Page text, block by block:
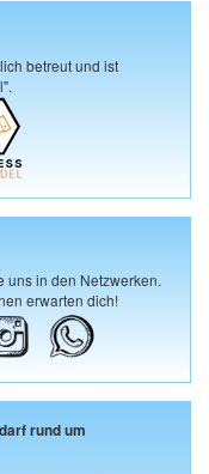
betreut und ist
uns in den Netzwerken.
erwarten dich!
rund um